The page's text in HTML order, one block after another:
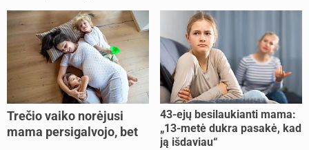
Trečio vaiko norėjusi
mama persigalvojo, bet
43-ejų besilaukianti mama:
„13-metė dukra pasakė, kad
ją išdaviau“